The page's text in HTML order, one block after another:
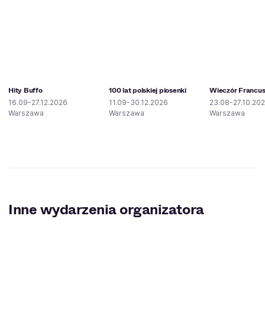
Hity Buffo
16.09-27.12.2026
Warszawa
100 lat polskiej piosenki
11.09-30.12.2026
Warszawa
Wieczór
23.08-
Warszawa
Inne wydarzenia organizatora